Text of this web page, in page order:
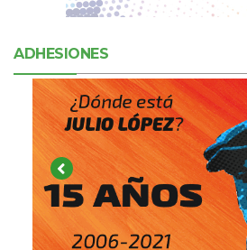
ADHESIONES